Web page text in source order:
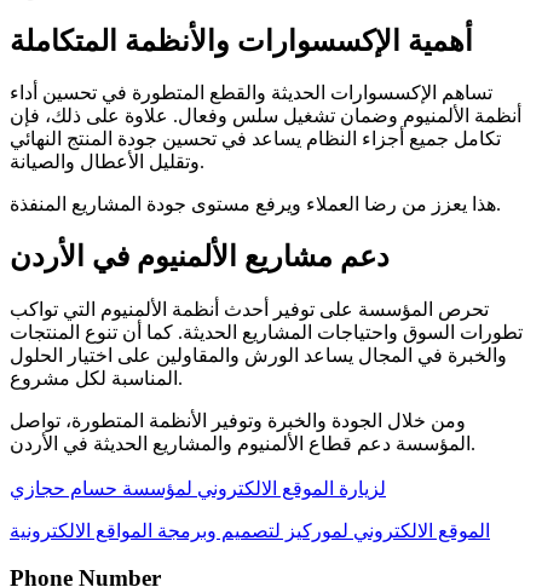
أهمية الإكسسوارات والأنظمة المتكاملة
تساهم الإكسسوارات الحديثة والقطع المتطورة في تحسين أداء
أنظمة الألمنيوم وضمان تشغيل سلس وفعال. علاوة على ذلك، فإن
تكامل جميع أجزاء النظام يساعد في تحسين جودة المنتج النهائي
وتقليل الأعطال والصيانة.
هذا يعزز من رضا العملاء ويرفع مستوى جودة المشاريع المنفذة.
دعم مشاريع الألمنيوم في الأردن
تحرص المؤسسة على توفير أحدث أنظمة الألمنيوم التي تواكب
تطورات السوق واحتياجات المشاريع الحديثة. كما أن تنوع المنتجات
والخبرة في المجال يساعد الورش والمقاولين على اختيار الحلول
المناسبة لكل مشروع.
ومن خلال الجودة والخبرة وتوفير الأنظمة المتطورة، تواصل
المؤسسة دعم قطاع الألمنيوم والمشاريع الحديثة في الأردن.
لزيارة الموقع الالكتروني لمؤسسة حسام حجازي
الموقع الالكتروني لموركيز لتصميم وبرمجة المواقع الالكترونية
Phone Number